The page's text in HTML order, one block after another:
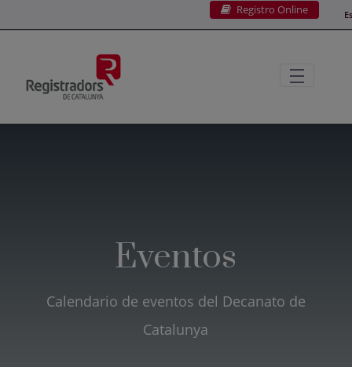
Registro Online
Eventos
Calendario de eventos del Decanato de
Catalunya